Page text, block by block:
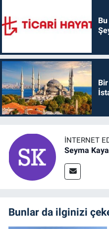
İNTERNET
Seyma Kaya
Bunlar da ilginizi